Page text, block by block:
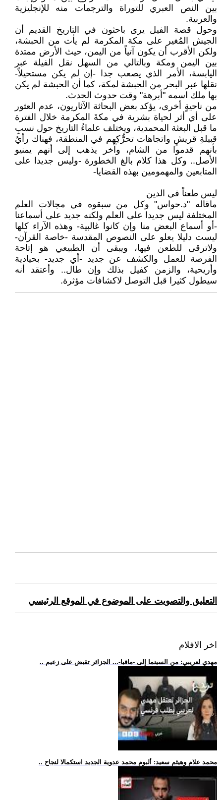
بين النص العبري للتوراة والترجمات منه للإنجليزية
والعربية.
وحول قصة الفيل يرى باحثون في التاريخ القديم أن
الجيش المُغير على مكة المكرمة لم يأت من الحبشة،
ولكن الأقرب أن يكون آتياً من اليمن، حيث الأرض ممتدة
بين اليمن ومكة وبالتالي من السهل نقل الفيلة عبر
اليابسة، الأمر الذي يصعب جدا -إن لم يكن مستحيلاً-
نقلها عبر البحر من الحبشة لمكة، كما أن الحبشة لم يكن
بها ملك اسمه "أبرهة" وقت حدوث الحدث.
من ناحيةٍ أخرى، يؤكد بعض البحاثة الآثاريون، عدم العثور
على أي أثر لحياة بشرية في مكةَ المكرمة خلال الفترة
ما قبل البعثة المحمدية، ويختلف علماءُ التاريخ حول نسبِ
قبيلةِ قريشٍ واتجاهات تحرُّكِهم في المنطقة، فهناك رأيٌ
بأنهم قدموا من الشام، وآخر يذهب إلى أنهم يمنيو
الأصل.. وكل هذا كلام بالغ الخطورة -وليس جديدا على
المتابعين والمهمومين بهذه القضايا-
ليس طعناً في الدين
ماقاله "د.حواس" وكل من سبقوه في مجالات العلم
المختلفة ليس جديدا على العلم ولكنه جديد على أسماعنا
-أو أسماع البعض منا وإن كانوا غالبية- وهذه الآراء كلها
ليست دليلا يعلو على النصوص المقدسة -خاصة القرآن-
ولاترقى للطعن فيها، ويبقى أن الطبيعي هو إتاحة
الفرصة للعمل والكشف عن جديد -أي جديد- بحيادية
وأريحية، والزمن كفيل بذلك وإن طال.. وأعتقد أنه
سيطول كثيرا قبل التوصل لاكشافات مؤثرة.
التعليق والتصويت على الموضوع في الموقع الرئيسي
اخر الافلام
.. مهدي لعريبي: من السينما إلى -مافيا-... الجزائر تقبض على زعيم
.. محمد علام وهيثم سعيد: ألبوم محمد عدوية الجديد استكمالا لنجاح